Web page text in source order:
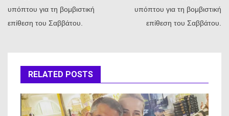
υπόπτου για τη βομβιστική
επίθεση του Σαββάτου.
υπόπτου για τη βομβιστική
επίθεση του Σαββάτου.
RELATED POSTS